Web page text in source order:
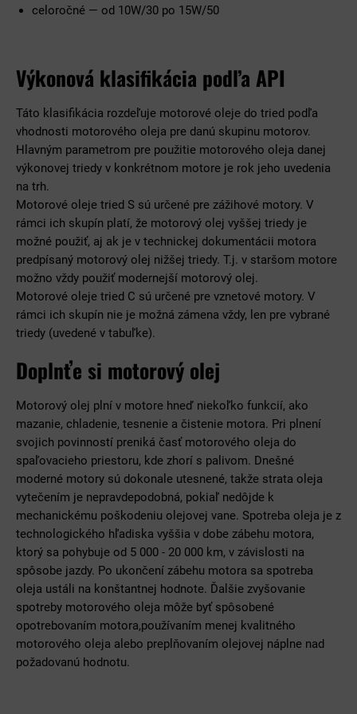
celoročné — od 10W/30 po 15W/50
Výkonová klasifikácia podľa API
Táto klasifikácia rozdeľuje motorové oleje do tried podľa
vhodnosti motorového oleja pre danú skupinu motorov.
Hlavným parametrom pre použitie motorového oleja danej
výkonovej triedy v konkrétnom motore je rok jeho uvedenia
na trh.
Motorové oleje tried S sú určené pre zážihové motory. V
rámci ich skupín platí, že motorový olej vyššej triedy je
možné použiť, aj ak je v technickej dokumentácii motora
predpísaný motorový olej nižšej triedy. T.j. v staršom motore
možno vždy použiť modernejší motorový olej.
Motorové oleje tried C sú určené pre vznetové motory. V
rámci ich skupín nie je možná zámena vždy, len pre vybrané
triedy (uvedené v tabuľke).
Doplnťe si motorový olej
Motorový olej plní v motore hneď niekoľko funkcií, ako
mazanie, chladenie, tesnenie a čistenie motora. Pri plnení
svojich povinností preniká časť motorového oleja do
spaľovacieho priestoru, kde zhorí s palivom. Dnešné
moderné motory sú dokonale utesnené, takže strata oleja
vytečením je nepravdepodobná, pokiaľ nedôjde k
mechanickému poškodeniu olejovej vane. Spotreba oleja je z
technologického hľadiska vyššia v dobe zábehu motora,
ktorý sa pohybuje od 5 000 - 20 000 km, v závislosti na
spôsobe jazdy. Po ukončení zábehu motora sa spotreba
oleja ustáli na konštantnej hodnote. Ďalšie zvyšovanie
spotreby motorového oleja môže byť spôsobené
opotrebovaním motora,používaním menej kvalitného
motorového oleja alebo preplňovaním olejovej náplne nad
požadovanú hodnotu.